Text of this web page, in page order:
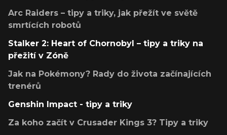
Arc Raiders – tipy a triky, jak přežít ve světě
smrtících robotů
Stalker 2: Heart of Chornobyl – tipy a triky na
přežití v Zóně
Jak na Pokémony? Rady do života začínajících
trenérů
Genshin Impact - tipy a triky
Za koho začít v Crusader Kings 3? Tipy a triky